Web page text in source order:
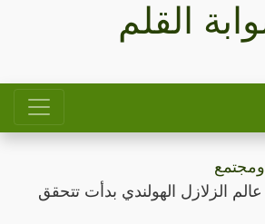
القلم
ومجتمع
الزلازل الهولندي بدأت تتحقق